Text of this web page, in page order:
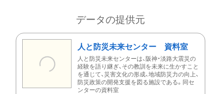
データの提供元
人と防災未来センター 資料室
人と防災未来センターは、阪神・淡路大震災の
経験を語り継ぎ、その教訓を未来に生かすこと
を通じて、災害文化の形成、地域防災力の向上、
防災政策の開発支援を図る施設である。同セ
ンターの資料室